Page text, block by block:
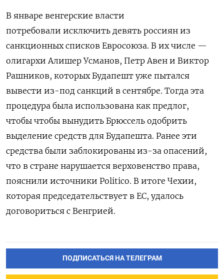
В январе венгерские власти
потребовали исключить девять россиян из
санкционных списков Евросоюза. В их числе —
олигархи Алишер Усманов, Петр Авен и Виктор
Рашников, которых Будапешт уже пытался
вывести из-под санкций в сентябре. Тогда эта
процедура была использована как предлог,
чтобы чтобы вынудить Брюссель одобрить
выделение средств для Будапешта. Ранее эти
средства были заблокированы из-за опасений,
что в стране нарушается верховенство права,
пояснили источники Politico. В итоге Чехии,
которая председательствует в ЕС, удалось
договориться с Венгрией.
ПОДПИСАТЬСЯ НА ТЕЛЕГРАМ